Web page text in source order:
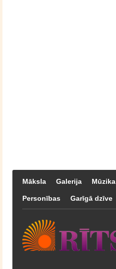
Māksla Galerija Mūzika
Personības Garīgā dzīve